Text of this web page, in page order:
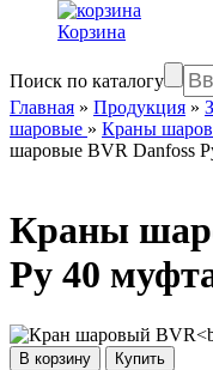
Корзина
Поиск по каталогу
Главная » Продукция »
шаровые » Краны
шаровые BVR Danfoss
Краны
Ру 40
Купить